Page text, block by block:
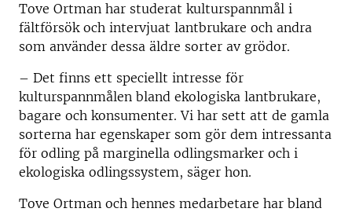
Tove Ortman har studerat kulturspannmål i
fältförsök och intervjuat lantbrukare och andra
som använder dessa äldre sorter av grödor.
– Det finns ett speciellt intresse för
kulturspannmålen bland ekologiska lantbrukare,
bagare och konsumenter. Vi har sett att de gamla
sorterna har egenskaper som gör dem intressanta
för odling på marginella odlingsmarker och i
ekologiska odlingssystem, säger hon.
Tove Ortman och hennes medarbetare har bland